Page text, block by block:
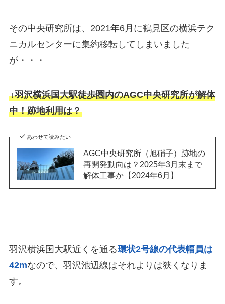
その中央研究所は、2021年6月に鶴見区の横浜テク
ニカルセンターに集約移転してしまいました
が・・・
↓羽沢横浜国大駅徒歩圏内のAGC中央研究所が解体
中！跡地利用は？
あわせて読みたい
AGC中央研究所（旭硝子）跡地の
再開発動向は？2025年3月末まで
解体工事か【2024年6月】
羽沢横浜国大駅近くを通る環状2号線の代表幅員は
42mなので、羽沢池辺線はそれよりは狭くなりま
す。